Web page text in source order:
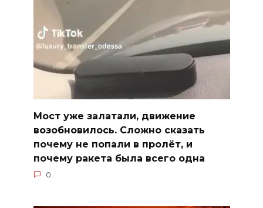
Мост уже залатали, движение
возобновилось. Сложно сказать
почему не попали в пролёт, и
почему ракета была всего одна
0